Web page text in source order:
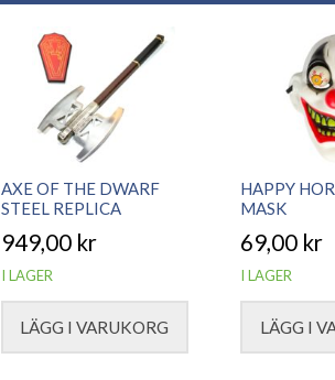
AXE OF THE DWARF
STEEL REPLICA
949,00 kr
I LAGER
LÄGG I VARUKORG
HAPPY
MASK
69,00 kr
I LAGER
LÄGG I